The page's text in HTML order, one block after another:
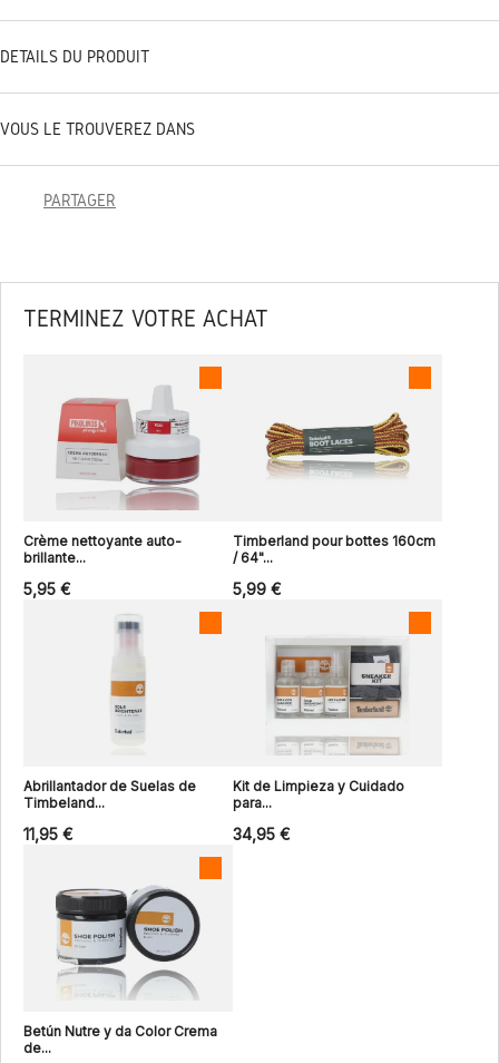
DÉTAILS DU PRODUIT
VOUS LE TROUVEREZ DANS
PARTAGER
TERMINEZ VOTRE ACHAT
Crème nettoyante auto-
brillante...
5,95 €
Timberland pour bottes 160cm
/ 64"...
5,99 €
Abrillantador de Suelas de
Timbeland...
11,95 €
Kit de Limpieza y Cuidado
para...
34,95 €
Betún Nutre y da Color Crema
de...